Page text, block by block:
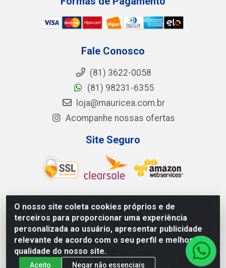
O nosso site coleta cookies próprios e de
terceiros para proporcionar uma experiência
personalizada ao usuário, apresentar publicidade
relevante de acordo com o seu perfil e melhorar a
qualidade do nosso site.
Aceito Negar não essenciais
Fale Conosco
(81) 3622-0058
(81) 98231-6355
loja@mauricea.com.br
Acompanhe nossas ofertas
Site Seguro
Mauricéa Alimentos do Nordeste Ltda - BR 408, KM 55,
S/N - Zona Rural - Nazaré da Mata/PE - CEP 55.810-000
- CNPJ: 12.819.074/0002-14